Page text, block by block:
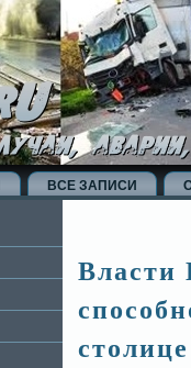
ВСЕ ЗАПИСИ
Власти
столице